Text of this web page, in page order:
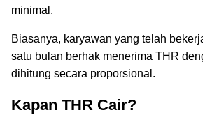
minimal.
Biasanya, karyawan yang telah
satu bulan berhak menerima THR
dihitung secara proporsional.
Kapan THR Cair?